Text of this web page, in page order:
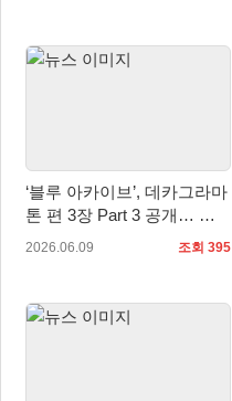
‘블루 아카이브’, 데카그라마
톤 편 3장 Part 3 공개… 케
이·아리스 무장 추가
2026.06.09 조회 395